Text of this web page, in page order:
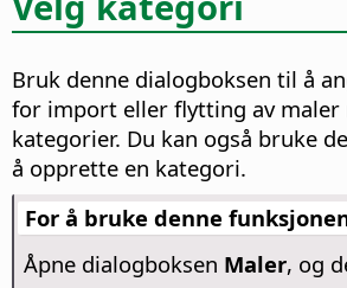
Bruk denne dialogboksen til å
for import eller flytting av maler
kategorier. Du kan også bruke
å opprette en kategori.
For å bruke denne
Åpne dialogboksen Maler, og